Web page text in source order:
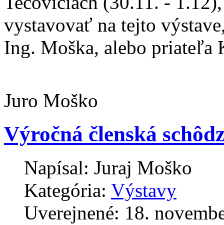
vystavovať na tejto
Ing. Moška, alebo priateľa
Juro Moško
Výročná členská
Napísal: Juraj Moško
Kategória: Výstavy
Uverejnené: 18.